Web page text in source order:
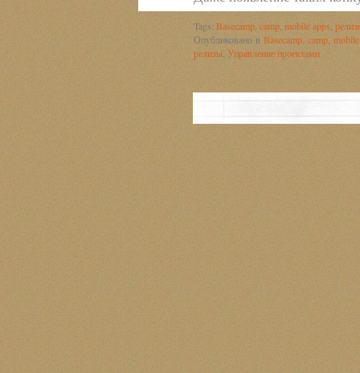
Tags: Basecamp camp mobile apps
Опубликовано в Basecamp, camp,
релизы Управление проектами